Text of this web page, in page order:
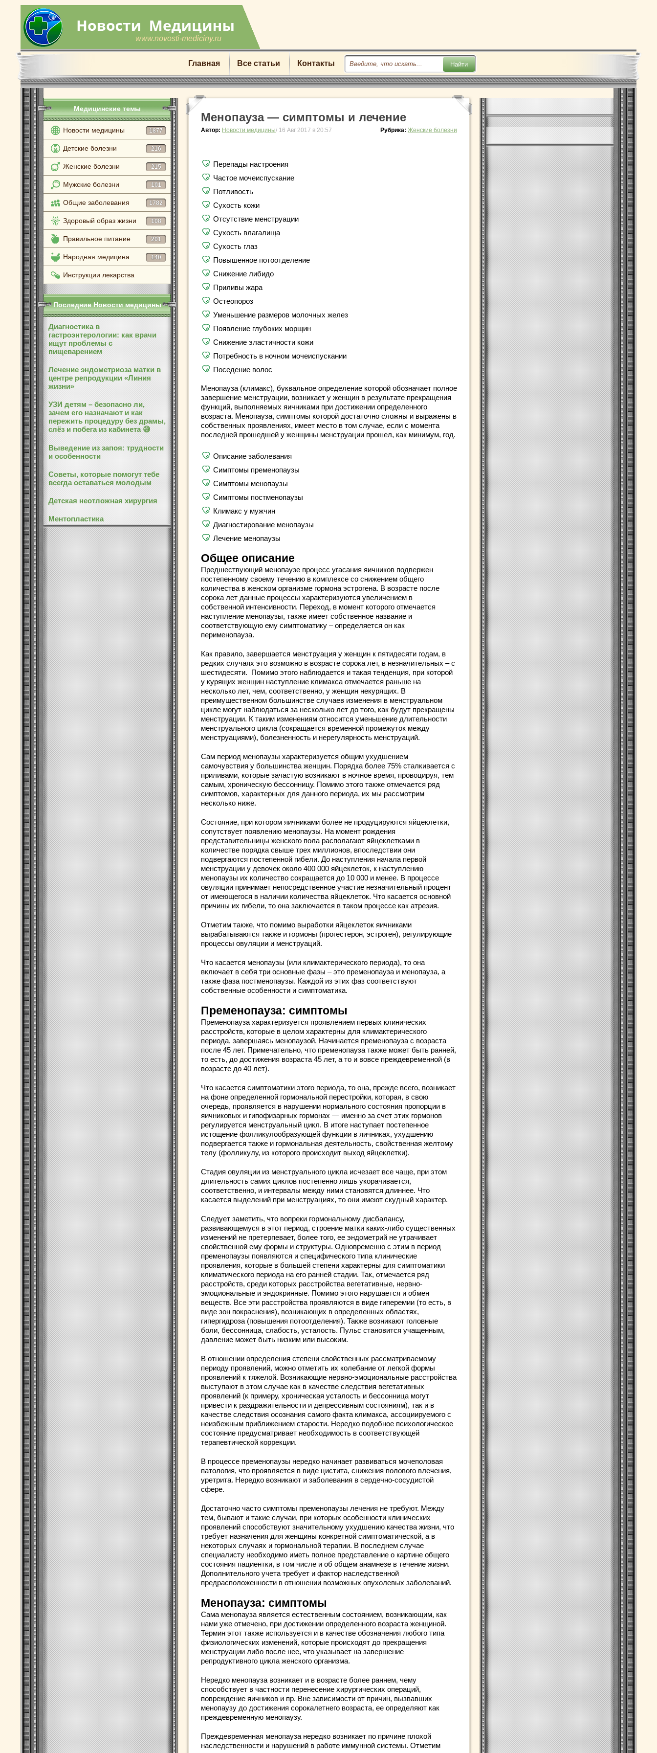
www.novosti-mediciny.ru
Главная Все статьи Контакты
Медицинские темы
Новости медицины 1877
Детские болезни 216
Женские болезни 215
Мужские болезни 101
Общие заболевания 1782
Здоровый образ жизни 108
Правильное питание 201
Народная медицина 140
Инструкции лекарства
Последние Новости медицины
Диагностика в
гастроэнтерологии: как врачи
ищут проблемы с
пищеварением
Лечение эндометриоза матки в
центре репродукции «Линия
жизни»
УЗИ детям – безопасно ли,
зачем его назначают и как
пережить процедуру без драмы,
слёз и побега из кабинета 😅
Выведение из запоя: трудности
и особенности
Советы, которые помогут тебе
всегда оставаться молодым
Детская неотложная хирургия
Ментопластика
Менопауза — симптомы и лечение
Автор: Новости медицины/ 16 Авг 2017 в 20:57 Рубрика: Женские болезни
Перепады настроения
Частое мочеиспускание
Потливость
Сухость кожи
Отсутствие менструации
Сухость влагалища
Сухость глаз
Повышенное потоотделение
Снижение либидо
Приливы жара
Остеопороз
Уменьшение размеров молочных желез
Появление глубоких морщин
Снижение эластичности кожи
Потребность в ночном мочеиспускании
Поседение волос
Менопауза (климакс), буквальное определение которой обозначает полное
завершение менструации, возникает у женщин в результате прекращения
функций, выполняемых яичниками при достижении определенного
возраста. Менопауза, симптомы которой достаточно сложны и выражены в
собственных проявлениях, имеет место в том случае, если с момента
последней прошедшей у женщины менструации прошел, как минимум, год.
Описание заболевания
Симптомы пременопаузы
Симптомы менопаузы
Симптомы постменопаузы
Климакс у мужчин
Диагностирование менопаузы
Лечение менопаузы
Общее описание
Предшествующий менопаузе процесс угасания яичников подвержен
постепенному своему течению в комплексе со снижением общего
количества в женском организме гормона эстрогена. В возрасте после
сорока лет данные процессы характеризуются увеличением в
собственной интенсивности. Переход, в момент которого отмечается
наступление менопаузы, также имеет собственное название и
соответствующую ему симптоматику – определяется он как
перименопауза.
Как правило, завершается менструация у женщин к пятидесяти годам, в
редких случаях это возможно в возрасте сорока лет, в незначительных – с
шестидесяти. Помимо этого наблюдается и такая тенденция, при которой
у курящих женщин наступление климакса отмечается раньше на
несколько лет, чем, соответственно, у женщин некурящих. В
преимущественном большинстве случаев изменения в менструальном
цикле могут наблюдаться за несколько лет до того, как будут прекращены
менструации. К таким изменениям относится уменьшение длительности
менструального цикла (сокращается временной промежуток между
менструациями), болезненность и нерегулярность менструаций.
Сам период менопаузы характеризуется общим ухудшением
самочувствия у большинства женщин. Порядка более 75% сталкивается с
приливами, которые зачастую возникают в ночное время, провоцируя, тем
самым, хроническую бессонницу. Помимо этого также отмечается ряд
симптомов, характерных для данного периода, их мы рассмотрим
несколько ниже.
Состояние, при котором яичниками более не продуцируются яйцеклетки,
сопутствует появлению менопаузы. На момент рождения
представительницы женского пола располагают яйцеклетками в
количестве порядка свыше трех миллионов, впоследствии они
подвергаются постепенной гибели. До наступления начала первой
менструации у девочек около 400 000 яйцеклеток, к наступлению
менопаузы их количество сокращается до 10 000 и менее. В процессе
овуляции принимает непосредственное участие незначительный процент
от имеющегося в наличии количества яйцеклеток. Что касается основной
причины их гибели, то она заключается в таком процессе как атрезия.
Отметим также, что помимо выработки яйцеклеток яичниками
вырабатываются также и гормоны (прогестерон, эстроген), регулирующие
процессы овуляции и менструаций.
Что касается менопаузы (или климактерического периода), то она
включает в себя три основные фазы – это пременопауза и менопауза, а
также фаза постменопаузы. Каждой из этих фаз соответствуют
собственные особенности и симптоматика.
Пременопауза: симптомы
Пременопауза характеризуется проявлением первых клинических
расстройств, которые в целом характерны для климактерического
периода, завершаясь менопаузой. Начинается пременопауза с возраста
после 45 лет. Примечательно, что пременопауза также может быть ранней,
то есть, до достижения возраста 45 лет, а то и вовсе преждевременной (в
возрасте до 40 лет).
Что касается симптоматики этого периода, то она, прежде всего, возникает
на фоне определенной гормональной перестройки, которая, в свою
очередь, проявляется в нарушении нормального состояния пропорции в
яичниковых и гипофизарных гормонах — именно за счет этих гормонов
регулируется менструальный цикл. В итоге наступает постепенное
истощение фолликулообразующей функции в яичниках, ухудшению
подвергается также и гормональная деятельность, свойственная желтому
телу (фолликулу, из которого происходит выход яйцеклетки).
Стадия овуляции из менструального цикла исчезает все чаще, при этом
длительность самих циклов постепенно лишь укорачивается,
соответственно, и интервалы между ними становятся длиннее. Что
касается выделений при менструациях, то они имеют скудный характер.
Следует заметить, что вопреки гормональному дисбалансу,
развивающемуся в этот период, строение матки каких-либо существенных
изменений не претерпевает, более того, ее эндометрий не утрачивает
свойственной ему формы и структуры. Одновременно с этим в период
пременопаузы появляются и специфического типа клинические
проявления, которые в большей степени характерны для симптоматики
климатического периода на его ранней стадии. Так, отмечается ряд
расстройств, среди которых расстройства вегетативные, нервно-
эмоциональные и эндокринные. Помимо этого нарушается и обмен
веществ. Все эти расстройства проявляются в виде гиперемии (то есть, в
виде зон покраснения), возникающих в определенных областях,
гипергидроза (повышения потоотделения). Также возникают головные
боли, бессонница, слабость, усталость. Пульс становится учащенным,
давление может быть низким или высоким.
В отношении определения степени свойственных рассматриваемому
периоду проявлений, можно отметить их колебание от легкой формы
проявлений к тяжелой. Возникающие нервно-эмоциональные расстройства
выступают в этом случае как в качестве следствия вегетативных
проявлений (к примеру, хроническая усталость и бессонница могут
привести к раздражительности и депрессивным состояниям), так и в
качестве следствия осознания самого факта климакса, ассоциируемого с
неизбежным приближением старости. Нередко подобное психологическое
состояние предусматривает необходимость в соответствующей
терапевтической коррекции.
В процессе пременопаузы нередко начинает развиваться мочеполовая
патология, что проявляется в виде цистита, снижения полового влечения,
уретрита. Нередко возникают и заболевания в сердечно-сосудистой
сфере.
Достаточно часто симптомы пременопаузы лечения не требуют. Между
тем, бывают и такие случаи, при которых особенности клинических
проявлений способствуют значительному ухудшению качества жизни, что
требует назначения для женщины конкретной симптоматической, а в
некоторых случаях и гормональной терапии. В последнем случае
специалисту необходимо иметь полное представление о картине общего
состояния пациентки, в том числе и об общем анамнезе в течение жизни.
Дополнительного учета требует и фактор наследственной
предрасположенности в отношении возможных опухолевых заболеваний.
Менопауза: симптомы
Сама менопауза является естественным состоянием, возникающим, как
нами уже отмечено, при достижении определенного возраста женщиной.
Термин этот также используется и в качестве обозначения любого типа
физиологических изменений, которые происходят до прекращения
менструации либо после нее, что указывает на завершение
репродуктивного цикла женского организма.
Нередко менопауза возникает и в возрасте более раннем, чему
способствует в частности перенесение хирургических операций,
повреждение яичников и пр. Вне зависимости от причин, вызвавших
менопаузу до достижения сорокалетнего возраста, ее определяют как
преждевременную менопаузу.
Преждевременная менопауза нередко возникает по причине плохой
наследственности и нарушений в работе иммунной системы. Отметим